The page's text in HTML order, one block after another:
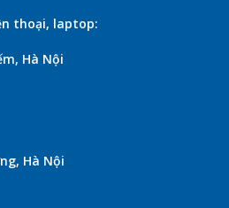
thoại, laptop:
Hà Nội
Hà Nội